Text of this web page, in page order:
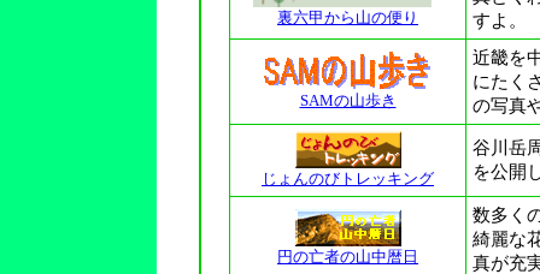
裏六甲から山の便り
すよ。
SAMの山歩き
近畿を
にたく
の写真
じょんのびトレッキング
谷川岳
を公開
円の亡者の山中暦日
数多く
綺麗な
真が充